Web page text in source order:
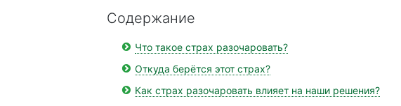
Содержание
Что такое страх разочаровать?
Откуда берётся этот страх?
Как страх разочаровать влияет на наши решения?